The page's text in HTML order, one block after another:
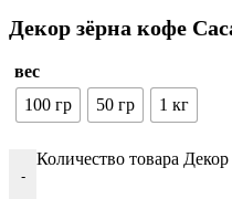
Декор зёрна кофе
вес
100 гр
50 гр 1 кг
-
Количество товара